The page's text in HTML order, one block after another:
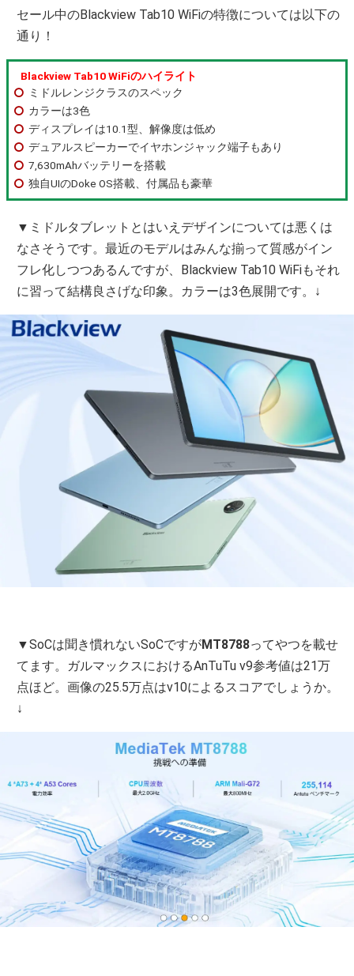
セール中のBlackview Tab10 WiFiの特徴については以下の
通り！
Blackview Tab10 WiFiのハイライト
ミドルレンジクラスのスペック
カラーは3色
ディスプレイは10.1型、解像度は低め
デュアルスピーカーでイヤホンジャック端子もあり
7,630mAhバッテリーを搭載
独自UIのDoke OS搭載、付属品も豪華
▼ミドルタブレットとはいえデザインについては悪くは
なさそうです。最近のモデルはみんな揃って質感がイン
フレ化しつつあるんですが、Blackview Tab10 WiFiもそれ
に習って結構良さげな印象。カラーは3色展開です。↓
▼SoCは聞き慣れないSoCですがMT8788ってやつを載せ
てます。ガルマックスにおけるAnTuTu v9参考値は21万
点ほど。画像の25.5万点はv10によるスコアでしょうか。
↓